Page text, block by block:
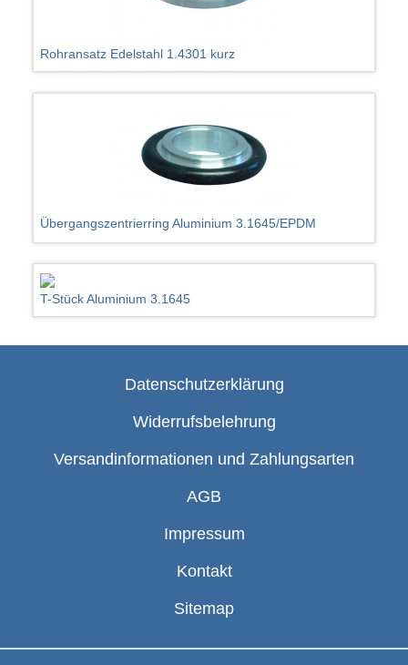
Rohransatz Edelstahl 1.4301 kurz
Übergangszentrierring Aluminium 3.1645/EPDM
T-Stück Aluminium 3.1645
Datenschutzerklärung
Widerrufsbelehrung
Versandinformationen und Zahlungsarten
AGB
Impressum
Kontakt
Sitemap